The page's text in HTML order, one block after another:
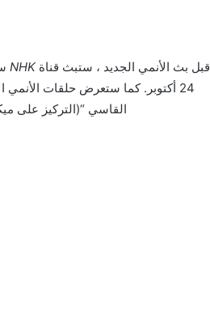
قبل بث الأنمي الجديد ، ستبث قناةNHK
القاسي “(التركيز على